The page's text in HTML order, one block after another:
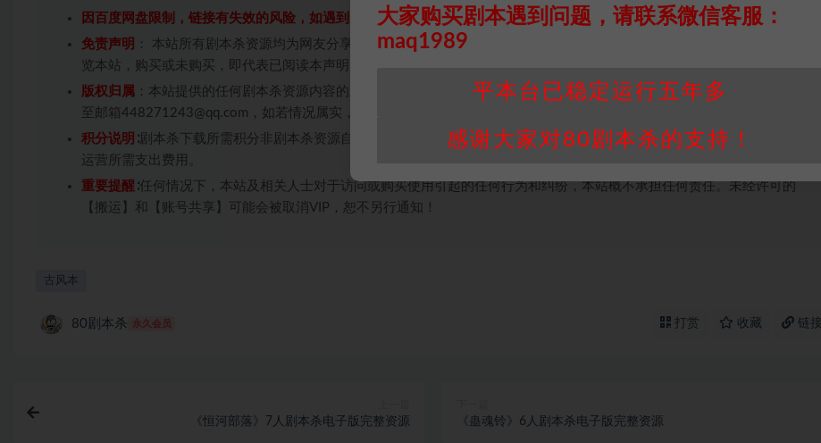
因百度网盘限制，链接有失效的风险，如遇到无效链接请联系客服补发！！！网盘不限速下载神器→点此下载←
免责声明 ： 本站所有剧本杀资源均为网友分享投稿+个人整理而来，仅供学习研究使用，请勿用于商业用途!任何人访问、浏
览本站，购买或未购买，即代表已阅读本声明，理解并同意受本条约约束，并遵守所有适用的法律法规。
版权归属 ：本站提供的任何剧本杀资源内容的版权均属于机关版权或权利人。如有侵权，请发邮件通知并提供相关证实资料
至邮箱448271243@qq.com，如若情况属实，我们将会在三天内下架相关剧本攻略。
积分说明 ∶剧本杀下载所需积分非剧本杀资源自身价值，本站积分为本站收取的赞助费，用于本站整理资料的时间成本及网站
运营所需支出费用。
重要提醒 ∶任何情况下，本站及相关人士对于访问或购买使用引起的任何行为和纠纷，本站概不承担任何责任。未经许可的
【搬运】和【账号共享】可能会被取消VIP，恕不另行通知！
古风本
80剧本杀 永久会员 打赏 收藏 链接
《恒河部落》7人剧本杀电子版完整资源 《蛊魂铃》6人剧本杀电子版完整资源
大家购买剧本遇到问题，请联系微信客服：
maq1989
平本台已稳定运行五年多
感谢大家对80剧本杀的支持！